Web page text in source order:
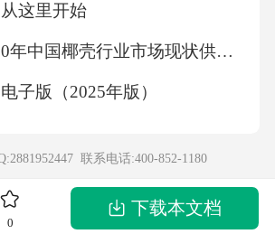
这里开始
2025-2030年中国椰壳行业市场现状供需分析及投资评估规划分析研究报告
子版（2025年版）
联系电话:400-852-1180
0
下载本文档